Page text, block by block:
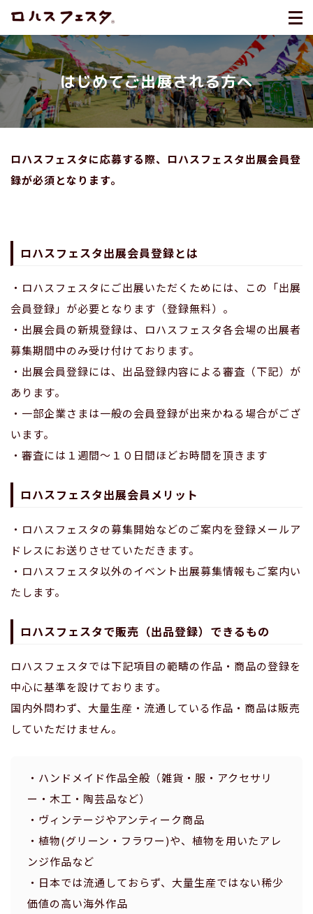
はじめてご出展される方へ
ロハスフェスタに応募する際、ロハスフェスタ出展会員登
録が必須となります。
ロハスフェスタ出展会員登録とは
・ロハスフェスタにご出展いただくためには、この「出展
会員登録」が必要となります（登録無料）。
・出展会員の新規登録は、ロハスフェスタ各会場の出展者
募集期間中のみ受け付けております。
・出展会員登録には、出品登録内容による審査（下記）が
あります。
・⼀部企業さまは⼀般の会員登録が出来かねる場合がござ
います。
・審査には１週間〜１０⽇間ほどお時間を頂きます
ロハスフェスタ出展会員メリット
・ロハスフェスタの募集開始などのご案内を登録メールア
ドレスにお送りさせていただきます。
・ロハスフェスタ以外のイベント出展募集情報もご案内い
たします。
ロハスフェスタで販売（出品登録）できるもの
ロハスフェスタでは下記項目の範疇の作品・商品の登録を
中心に基準を設けております。
国内外問わず、大量生産・流通している作品・商品は販売
していただけません。
・ハンドメイド作品全般（雑貨・服・アクセサリ
ー・木工・陶芸品など）
・ヴィンテージやアンティーク商品
・植物(グリーン・フラワー)や、植物を用いたアレ
ンジ作品など
・日本では流通しておらず、大量生産ではない稀少
価値の高い海外作品